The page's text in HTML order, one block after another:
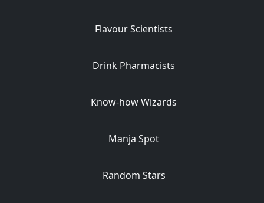
Flavour Scientists
Drink Pharmacists
Know-how Wizards
Manja Spot
Random Stars